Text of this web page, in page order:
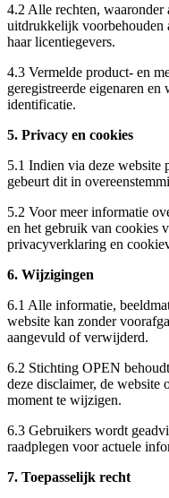
4.2 Alle rechten, waaronder
uitdrukkelijk voorbehouden
haar licentiegevers.
4.3 Vermelde product- en
geregistreerde eigenaren
identificatie.
5. Privacy en cookies
5.1 Indien via deze website
gebeurt dit in
5.2 Voor meer informatie
en het gebruik van cookies
privacyverklaring en
6. Wijzigingen
6.1 Alle informatie,
website kan zonder
aangevuld of verwijderd.
6.2 Stichting OPEN
deze disclaimer, de website
moment te wijzigen.
6.3 Gebruikers wordt
raadplegen voor actuele
7. Toepasselijk recht